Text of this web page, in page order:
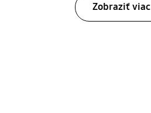
Zobraziť viac